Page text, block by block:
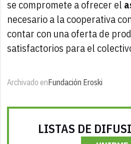
se compromete a ofrecer el
necesario a la cooperativa
contar con una oferta de
satisfactorios para el
Archivado enFundación Eroski
LISTAS DE